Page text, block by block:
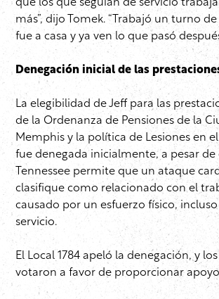
que los que seguían de servicio
más”, dijo Tomek. “Trabajó un turno
fue a casa y ya ven lo que pasó
Denegación inicial de las
La elegibilidad de Jeff para las
de la Ordenanza de Pensiones de la
Memphis y la política de Lesiones en el
fue denegada inicialmente, a pesar de
Tennessee permite que un ataque
clasifique como relacionado con el
causado por un esfuerzo físico,
servicio.
El Local 1784 apeló la denegación, y
votaron a favor de proporcionar